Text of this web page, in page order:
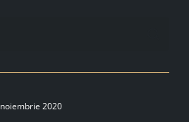
noiembrie 2020